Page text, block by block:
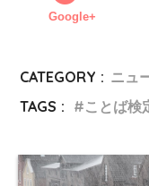
Google+
CATEGORY : ニュ
TAGS :
ことば検